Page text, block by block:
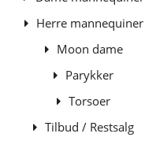
Herre mannequiner
Moon dame
Parykker
Torsoer
Tilbud / Restsalg